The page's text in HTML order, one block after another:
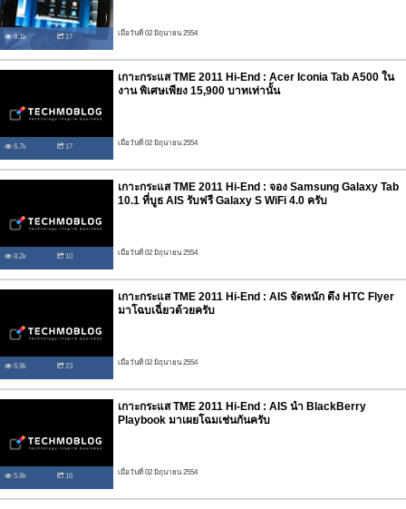
9.1k 17 เมื่อวันที่ 02 มิถุนายน 2554
6.7k 17
เกาะกระแส TME 2011 Hi-End : Acer Iconia Tab A500 ใน
งาน พิเศษเพียง 15,900 บาทเท่านั้น
เมื่อวันที่ 02 มิถุนายน 2554
8.2k 10
เกาะกระแส TME 2011 Hi-End : จอง Samsung Galaxy Tab
10.1 ที่บูธ AIS รับฟรี Galaxy S WiFi 4.0 ครับ
เมื่อวันที่ 02 มิถุนายน 2554
6.9k 23
เกาะกระแส TME 2011 Hi-End : AIS จัดหนัก ดึง HTC Flyer
มาโฉบเฉี่ยวด้วยครับ
เมื่อวันที่ 02 มิถุนายน 2554
5.8k 16
เกาะกระแส TME 2011 Hi-End : AIS นำ BlackBerry
Playbook มาเผยโฉมเช่นกันครับ
เมื่อวันที่ 02 มิถุนายน 2554